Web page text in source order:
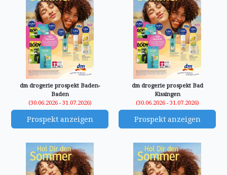
dm drogerie prospekt Baden-
Baden
(30.06.2026 - 31.07.2026)
Prospekt anzeigen
dm drogerie prospekt Bad
Kissingen
(30.06.2026 - 31.07.2026)
Prospekt anzeigen